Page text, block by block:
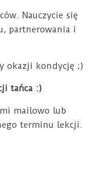
Nauczycie się
partnerowania i
okazji kondycję ;)
tańca :)
mailowo lub
terminu lekcji.